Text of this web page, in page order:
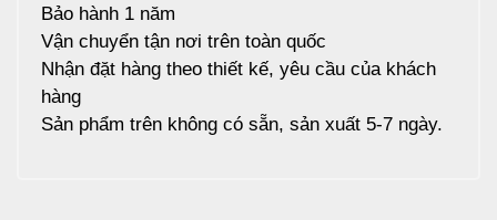
Bảo hành 1 năm
Vận chuyển tận nơi trên toàn quốc
Nhận đặt hàng theo thiết kế, yêu cầu của khách
hàng
Sản phẩm trên không có sẵn, sản xuất 5-7 ngày.